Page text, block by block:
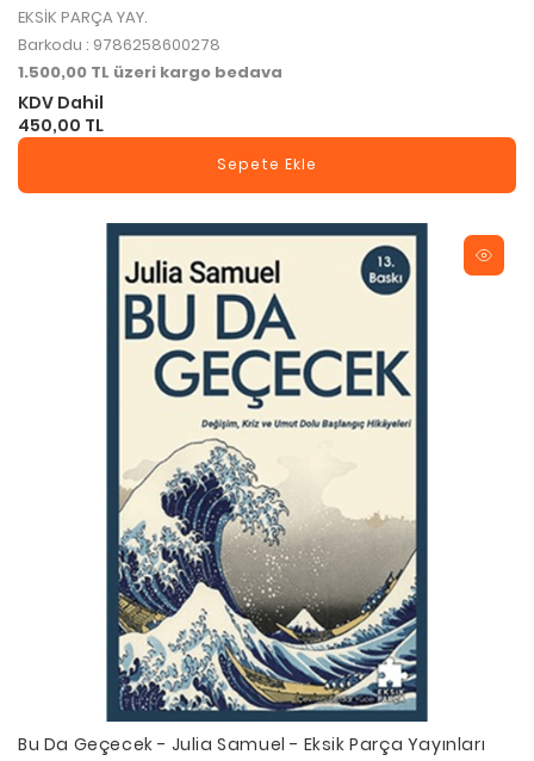
EKSİK PARÇA YAY.
Barkodu : 9786258600278
1.500,00 TL üzeri kargo bedava
KDV Dahil
450,00 TL
Sepete Ekle
Bu Da Geçecek - Julia Samuel - Eksik Parça Yayınları